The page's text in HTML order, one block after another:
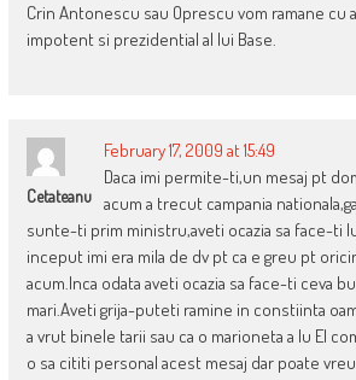
Crin Antonescu sau Oprescu vom ramane cu
impotent si prezidential al lui Base.
Cetateanu
February 17, 2009 at 15:49
Daca imi permite-ti,un mesaj pt
acum a trecut campania
sunte-ti prim ministru,aveti ocazia sa face-ti
inceput imi era mila de dv pt ca e greu pt
acum.Inca odata aveti ocazia sa face-ti ceva
mari.Aveti grija-puteti ramine in constiinta
a vrut binele tarii sau ca o marioneta a lu El
o sa cititi personal acest mesaj dar poate